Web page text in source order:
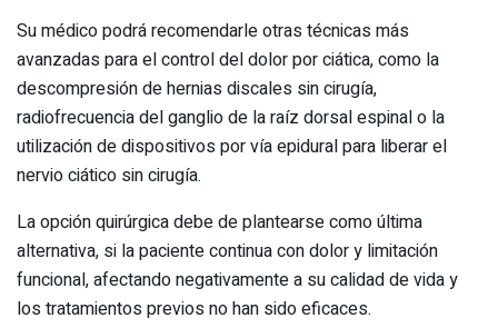
Su médico podrá recomendarle otras técnicas más
avanzadas para el control del dolor por ciática, como la
descompresión de hernias discales sin cirugía,
radiofrecuencia del ganglio de la raíz dorsal espinal o la
utilización de dispositivos por vía epidural para liberar el
nervio ciático sin cirugía.
La opción quirúrgica debe de plantearse como última
alternativa, si la paciente continua con dolor y limitación
funcional, afectando negativamente a su calidad de vida y
los tratamientos previos no han sido eficaces.